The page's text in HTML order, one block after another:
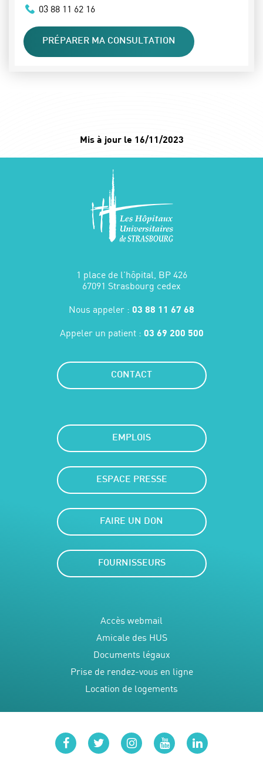
03 88 11 62 16
PRÉPARER MA CONSULTATION
Mis à jour le 16/11/2023
1 place de l'hôpital, BP 426
67091 Strasbourg cedex
Nous appeler : 03 88 11 67 68
Appeler un patient : 03 69 200 500
CONTACT
EMPLOIS
ESPACE PRESSE
FAIRE UN DON
FOURNISSEURS
Accès webmail
Amicale des HUS
Documents légaux
Prise de rendez-vous en ligne
Location de logements
facebooktwitterinstagram
youtubelinkedin